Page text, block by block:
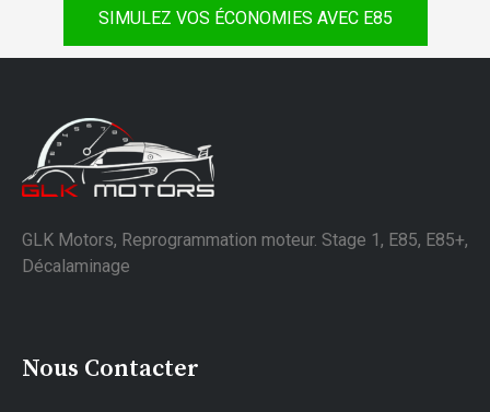
SIMULEZ VOS ÉCONOMIES AVEC E85
GLK Motors, Reprogrammation moteur. Stage 1, E85, E85+,
Décalaminage
Nous Contacter